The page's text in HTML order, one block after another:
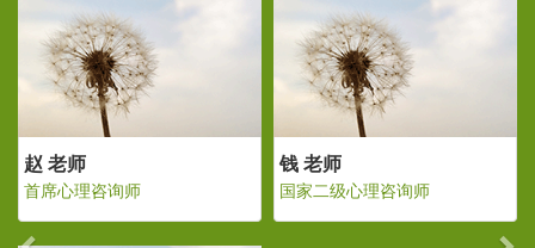
钱 老师
国家二级心理咨询师
赵 老师
首席心理咨询师
Previous